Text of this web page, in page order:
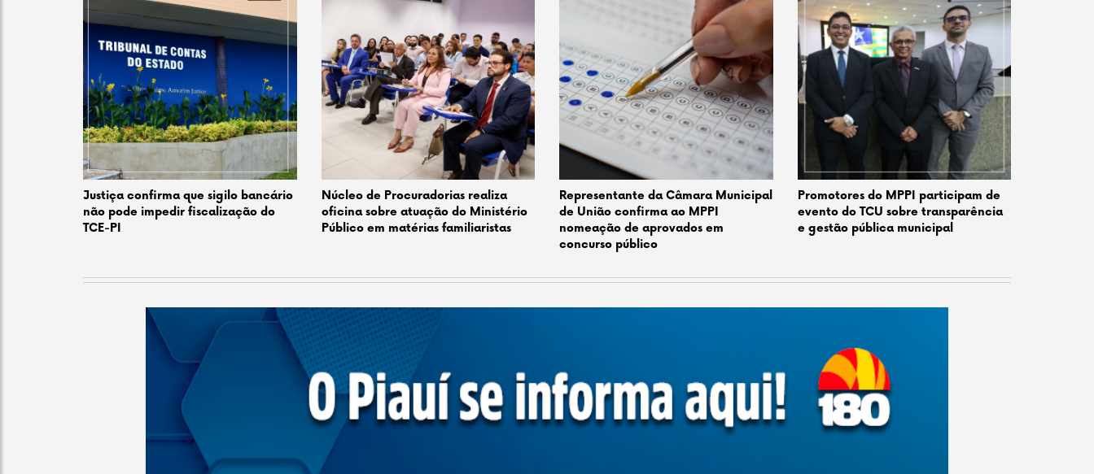
Justiça confirma que sigilo bancário
não pode impedir fiscalização do
TCE-PI
Núcleo de Procuradorias realiza
oficina sobre atuação do Ministério
Público em matérias familiaristas
Representante da Câmara Municipal
de União confirma ao MPPI
nomeação de aprovados em
concurso público
Promotores do MPPI participam de
evento do TCU sobre transparência
e gestão pública municipal